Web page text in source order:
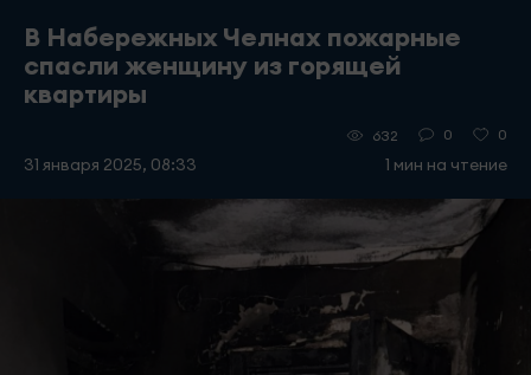
В Набережных Челнах пожарные
спасли женщину из горящей
квартиры
31 января 2025, 08:33
632 0 0
1 мин на чтение